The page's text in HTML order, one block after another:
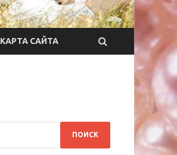
КАРТА САЙТА